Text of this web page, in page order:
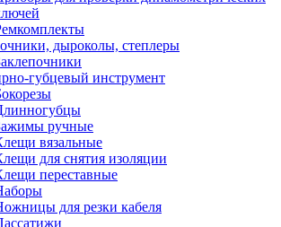
дыроколы, степлеры
губцевый инструмент
ручные
вязальные
для снятия изоляции
переставные
для резки кабеля